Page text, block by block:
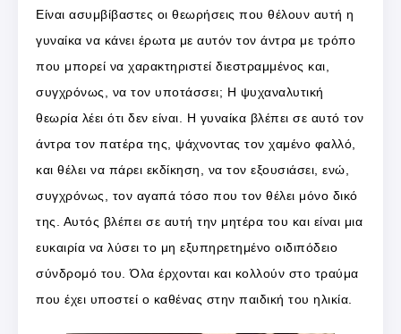
Είναι ασυμβίβαστες οι θεωρήσεις που θέλουν αυτή η
γυναίκα να κάνει έρωτα με αυτόν τον άντρα με τρόπο
που μπορεί να χαρακτηριστεί διεστραμμένος και,
συγχρόνως, να τον υποτάσσει; Η ψυχαναλυτική
θεωρία λέει ότι δεν είναι. Η γυναίκα βλέπει σε αυτό τον
άντρα τον πατέρα της, ψάχνοντας τον χαμένο φαλλό,
και θέλει να πάρει εκδίκηση, να τον εξουσιάσει, ενώ,
συγχρόνως, τον αγαπά τόσο που τον θέλει μόνο δικό
της. Αυτός βλέπει σε αυτή την μητέρα του και είναι μια
ευκαιρία να λύσει το μη εξυπηρετημένο οιδιπόδειο
σύνδρομό του. Όλα έρχονται και κολλούν στο τραύμα
που έχει υποστεί ο καθένας στην παιδική του ηλικία.